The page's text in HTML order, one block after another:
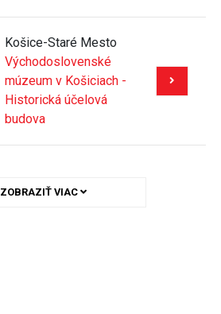
Košice-Staré Mesto
Východoslovenské
múzeum v Košiciach -
Historická účelová
budova
ZOBRAZIŤ VIAC